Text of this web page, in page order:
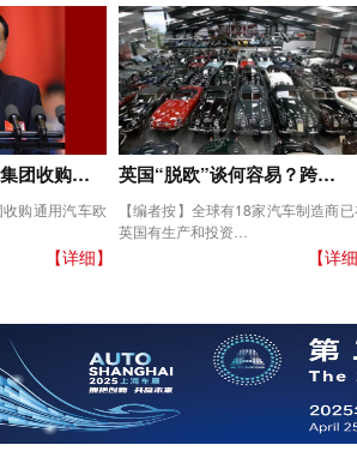
团收购…
购通用汽车欧
【详细】
英国“脱欧”谈何容易？跨…
【编者按】全球有18家汽车制造商
英国有生产和投资…
【详